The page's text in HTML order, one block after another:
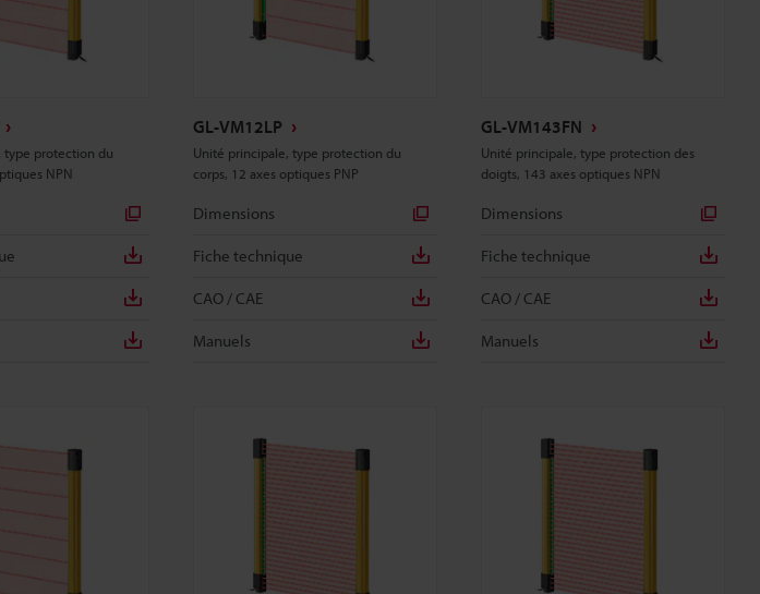
type protection du
NPN
GL-VM12LP
Unité principale, type protection du
corps, 12 axes optiques PNP
Dimensions
Fiche technique
CAO / CAE
Manuels
GL-VM143FN
Unité principale, type protection des
doigts, 143 axes optiques NPN
Dimensions
Fiche technique
CAO / CAE
Manuels